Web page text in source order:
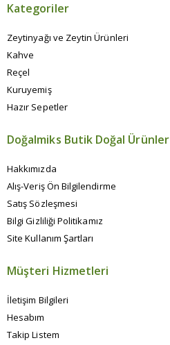
Kategoriler
Zeytinyağı ve Zeytin Ürünleri
Kahve
Reçel
Kuruyemiş
Hazır Sepetler
Doğalmiks Butik Doğal Ürünler
Hakkımızda
Alış-Veriş Ön Bilgilendirme
Satış Sözleşmesi
Bilgi Gizliliği Politikamız
Site Kullanım Şartları
Müşteri Hizmetleri
İletişim Bilgileri
Hesabım
Takip Listem